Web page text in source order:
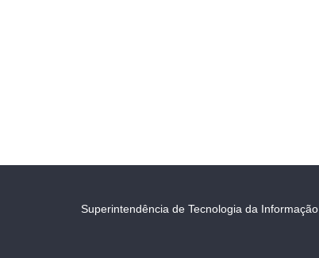
Superintendência de Tecnologia da Informação